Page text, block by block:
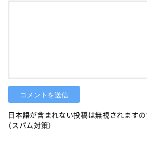
日本語が含まれない投稿は無視されますの
（スパム対策）